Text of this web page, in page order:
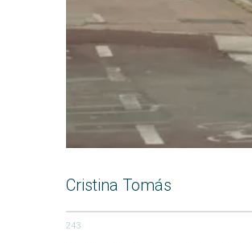
Cristina Tomás
243